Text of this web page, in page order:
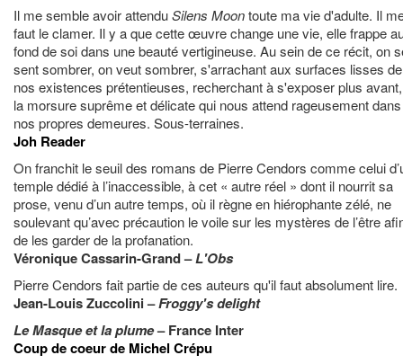
Il me semble avoir attenduSilens Moontoute ma vie d'adulte. Il
faut le clamer. Il y a que cette œuvre change une vie, elle frappe
fond de soi dans une beauté vertigineuse. Au sein de ce récit, on
sent sombrer, on veut sombrer, s'arrachant aux surfaces lisses de
nos existences prétentieuses, recherchant à s'exposer plus
la morsure suprême et délicate qui nous attend rageusement dans
nos propres demeures. Sous-terraines.
Joh Reader
On franchit le seuil des romans de Pierre Cendors comme celui
temple dédié à l’inaccessible, à cet « autre réel » dont il nourrit sa
prose, venu d’un autre temps, où il règne en hiérophante zélé, ne
soulevant qu’avec précaution le voile sur les mystères de l’être
de les garder de la profanation.
Véronique Cassarin-Grand –L'Obs
Pierre Cendors fait partie de ces auteurs qu'il faut absolument lire.
Jean-Louis Zuccolini –Froggy's delight
Le Masque et la plume– France Inter
Coup de coeur de Michel Crépu